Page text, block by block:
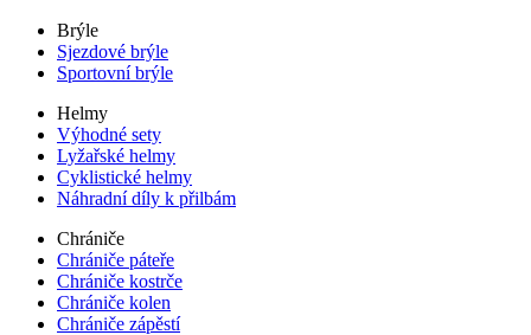
Brýle
Sjezdové brýle
Sportovní brýle
Helmy
Výhodné sety
Lyžařské helmy
Cyklistické helmy
Náhradní díly k přilbám
Chrániče
Chrániče páteře
Chrániče kostrče
Chrániče kolen
Chrániče zápěstí